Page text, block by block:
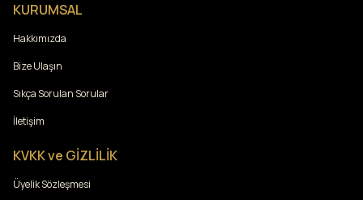
KURUMSAL
Hakkımızda
Bize Ulaşın
Sıkça Sorulan Sorular
İletişim
KVKK ve GİZLİLİK
Üyelik Sözleşmesi